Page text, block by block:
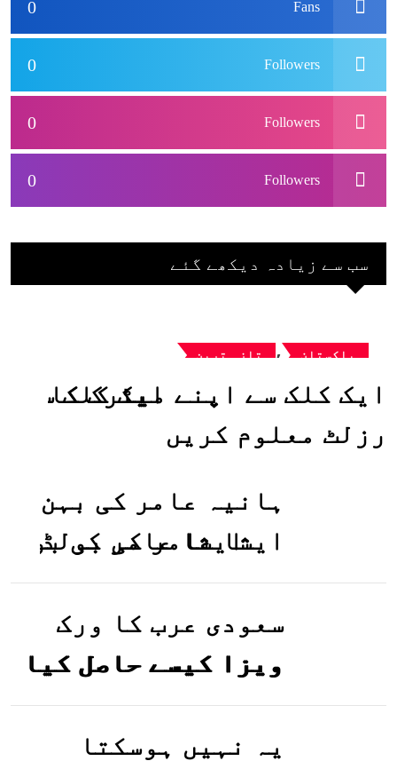
0 Fans
0 Followers
0 Followers
0 Followers
سب سے زیادہ دیکھے گئے
پاکستان , تازہ ترین
ایک کلک سے اپنے میٹرک کا
رزلٹ معلوم کریں
ہانیہ عامر کی بہن
ایشا عامر کی بولڈ
تصاویر وائرل ہو
گئیں
سعودی عرب کا ورک
ویزا کیسے حاصل کیا
جاسکتا ہے؟جانیے
یہ نہیں ہوسکتا